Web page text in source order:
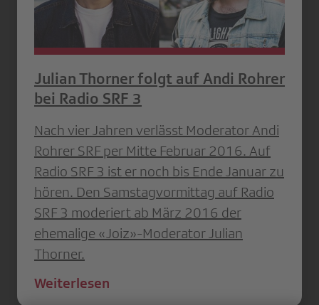
Julian Thorner folgt auf Andi Rohrer
bei Radio SRF 3
Nach vier Jahren verlässt Moderator Andi
Rohrer SRF per Mitte Februar 2016. Auf
Radio SRF 3 ist er noch bis Ende Januar zu
hören. Den Samstagvormittag auf Radio
SRF 3 moderiert ab März 2016 der
ehemalige «Joiz»-Moderator Julian
Thorner.
Weiterlesen